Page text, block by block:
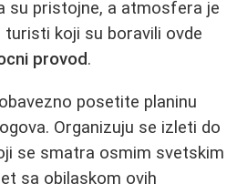
su pristojne, a atmosfera je
turisti koji su boravili ovde
provod.
posetite planinu
Organizuju se izleti do
se smatra osmim svetskim
sa obilaskom ovih